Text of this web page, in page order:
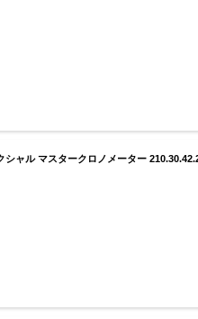
ャル マスタークロノメーター